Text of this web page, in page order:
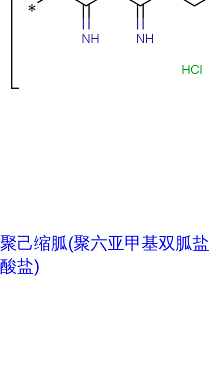
聚己缩胍(聚六亚甲基双胍盐
酸盐)